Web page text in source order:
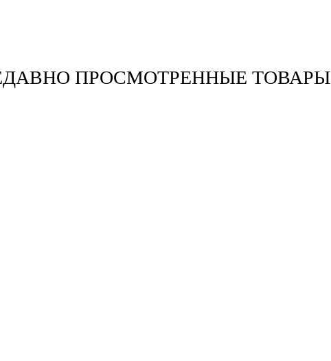
ПРОСМОТРЕННЫЕ ТОВАРЫ